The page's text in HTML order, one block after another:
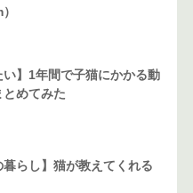
い】1年間で子猫にかかる動
めてみた
暮らし】猫が教えてくれる